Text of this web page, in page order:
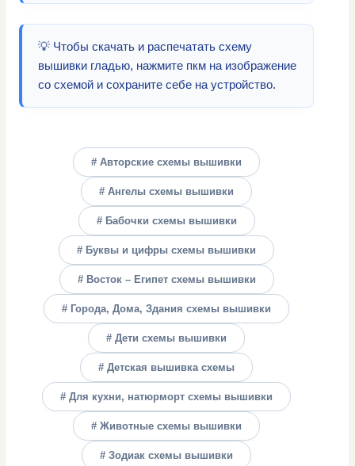
💡 Чтобы скачать и распечатать схему
вышивки гладью, нажмите пкм на изображение
со схемой и сохраните себе на устройство.
# Авторские схемы вышивки
# Ангелы схемы вышивки
# Бабочки схемы вышивки
# Буквы и цифры схемы вышивки
# Восток – Египет схемы вышивки
# Города, Дома, Здания схемы вышивки
# Дети схемы вышивки
# Детская вышивка схемы
# Для кухни, натюрморт схемы вышивки
# Животные схемы вышивки
# Зодиак схемы вышивки